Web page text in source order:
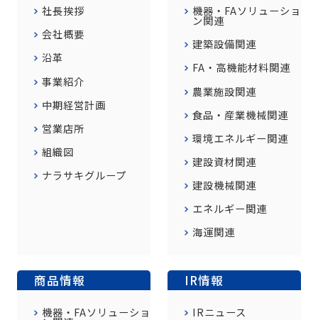
社長挨拶
会社概要
沿革
事業紹介
中期経営計画
営業店所
組織図
ナラサキグループ
機器・FAソリューショ
ン関連
建築設備関連
FA・高機能材料関連
農業施設関連
食品・産業機械関連
環境エネルギー関連
建設資材関連
建設機械関連
エネルギー関連
海運関連
商品情報
機器・FAソリューショ
IR情報
IRニュース